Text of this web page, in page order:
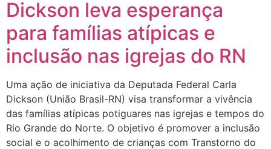
Dickson leva esperança
para famílias atípicas e
inclusão nas igrejas do RN
Uma ação de iniciativa da Deputada Federal Carla
Dickson (União Brasil-RN) visa transformar a vivência
das famílias atípicas potiguares nas igrejas e tempos do
Rio Grande do Norte. O objetivo é promover a inclusão
social e o acolhimento de crianças com Transtorno do